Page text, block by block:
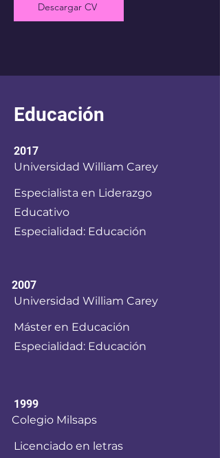
Descargar CV
Educación
2017
Universidad William Carey
Especialista en Liderazgo
Educativo
Especialidad: Educación
2007
Universidad William Carey
Máster en Educación
Especialidad: Educación
1999
Colegio Milsaps
Licenciado en letras